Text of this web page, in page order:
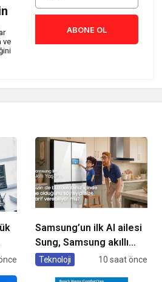
ve
ABONE OL
Samsung’un ilk AI ailesi
Sung, Samsung akıllı
yaşam deneyimini
Teknoloji 10 saat önce